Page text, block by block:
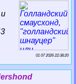
01 07 2026 22:38:20